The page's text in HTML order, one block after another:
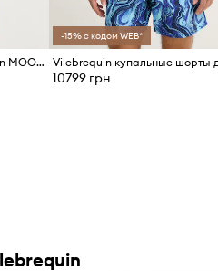
Купальные шорты Vilebrequin MOOREA
-15% с кодом WEB*
10799 грн